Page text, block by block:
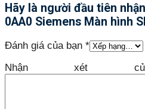
Hãy là người đầu tiên
0AA0 Siemens Màn hình
Đánh giá của bạn *
Nhận xét